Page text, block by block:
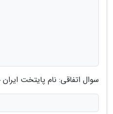
سوال اتفاقی: نام پایتخت